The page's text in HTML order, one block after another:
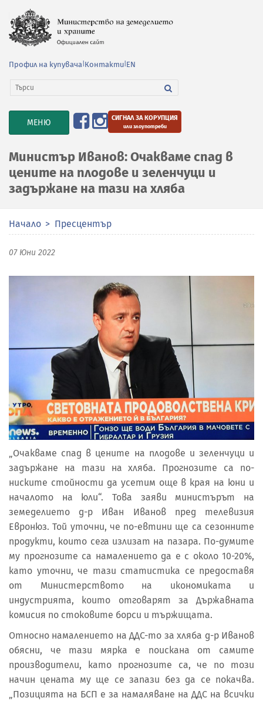
Профил на купувача Контакти EN
TOGGLE
NAVIGATION
МЕНЮ СИГНАЛ ЗА КОРУПЦИЯ
или злоупотреби
Министър Иванов: Очакваме спад в
цените на плодове и зеленчуци и
задържане на тази на хляба
Начало Пресцентър
07 Юни 2022
„Очакваме спад в цените на плодове и зеленчуци и
задържане на тази на хляба. Прогнозите са по-
ниските стойности да усетим още в края на юни и
началото на юли“. Това заяви министърът на
земеделието д-р Иван Иванов пред телевизия
Евронюз. Той уточни, че по-евтини ще са сезонните
продукти, които сега излизат на пазара. По-думите
му прогнозите са намалението да е с около 10-20%,
като уточни, че тази статистика се предоставя
от Министерството на икономиката и
индустрията, които отговарят за Държавната
комисия по стоковите борси и тържищата.
Относно намалението на ДДС-то за хляба д-р Иванов
обясни, че тази мярка е поискана от самите
производители, като прогнозите са, че по този
начин цената му ще се запази без да се покачва.
„Позицията на БСП е за намаляване на ДДС на всички